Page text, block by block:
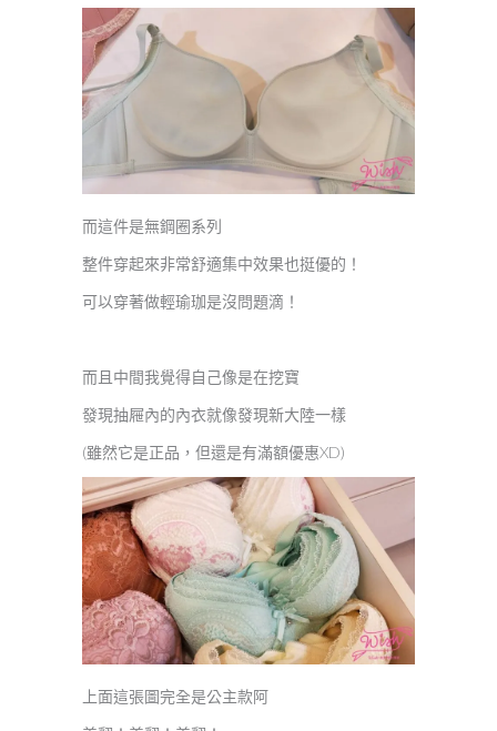
而這件是無鋼圈系列
整件穿起來非常舒適集中效果也挺優的！
可以穿著做輕瑜珈是沒問題滴！
而且中間我覺得自己像是在挖寶
發現抽屜內的內衣就像發現新大陸一樣
(雖然它是正品，但還是有滿額優惠XD)
上面這張圖完全是公主款阿